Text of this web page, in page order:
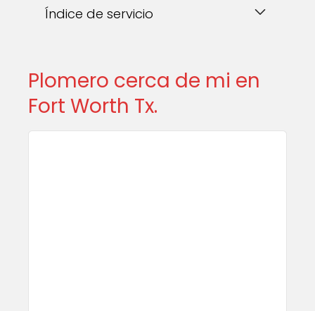
Índice de servicio
Plomero cerca de mi en
Fort Worth Tx.